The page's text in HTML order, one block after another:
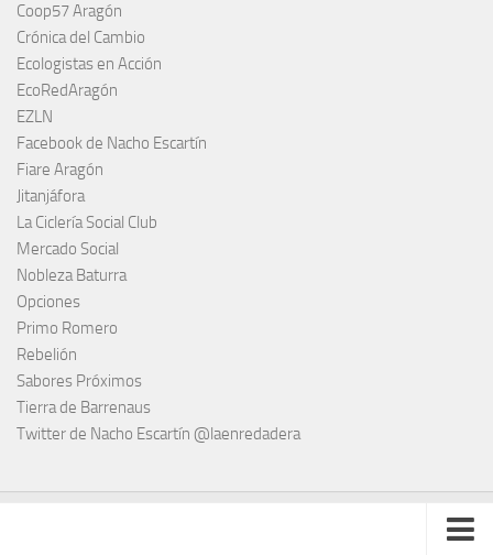
Coop57 Aragón
Crónica del Cambio
Ecologistas en Acción
EcoRedAragón
EZLN
Facebook de Nacho Escartín
Fiare Aragón
Jitanjáfora
La Ciclería Social Club
Mercado Social
Nobleza Baturra
Opciones
Primo Romero
Rebelión
Sabores Próximos
Tierra de Barrenaus
Twitter de Nacho Escartín @laenredadera